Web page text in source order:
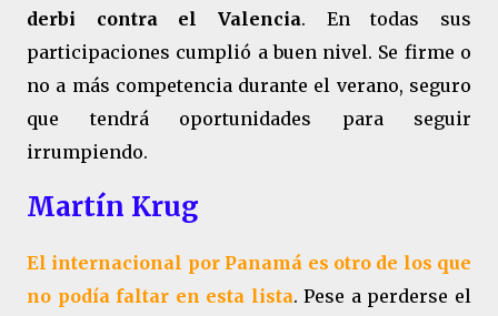
derbi contra el Valencia. En todas sus
participaciones cumplió a buen nivel. Se firme o
no a más competencia durante el verano, seguro
que tendrá oportunidades para seguir
irrumpiendo.
Martín Krug
El internacional por Panamá es otro de los que
no podía faltar en esta lista. Pese a perderse el